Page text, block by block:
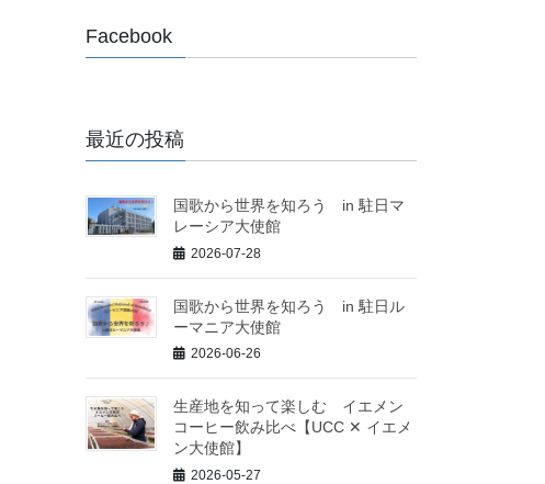
Facebook
最近の投稿
国歌から世界を知ろう in 駐日マ
レーシア大使館
2026-07-28
国歌から世界を知ろう in 駐日ル
ーマニア大使館
2026-06-26
生産地を知って楽しむ イエメン
コーヒー飲み比べ【UCC ✕ イエメ
ン大使館】
2026-05-27